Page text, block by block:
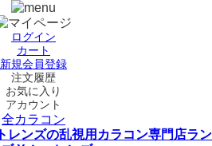
ログイン
カート
新規会員登録
注文履歴
お気に入り
アカウント
全カラコン